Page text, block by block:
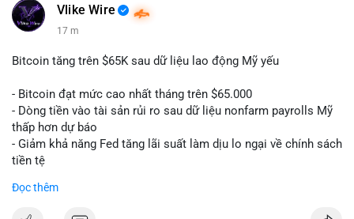
$btc Vlike Wire
17 m
Bitcoin tăng trên $65K sau dữ liệu lao động Mỹ yếu
- Bitcoin đạt mức cao nhất tháng trên $65.000
- Dòng tiền vào tài sản rủi ro sau dữ liệu nonfarm payrolls Mỹ
thấp hơn dự báo
- Giảm khả năng Fed tăng lãi suất làm dịu lo ngại về chính sách
tiền tệ
Đọc thêm